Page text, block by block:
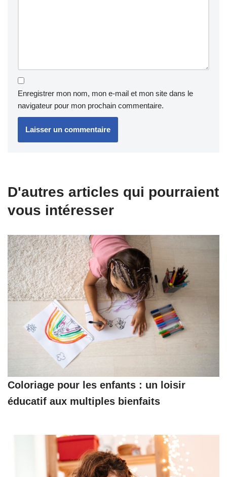
Enregistrer mon nom, mon e-mail et mon site dans le
navigateur pour mon prochain commentaire.
D'autres articles qui pourraient
vous intéresser
Coloriage pour les enfants : un loisir
éducatif aux multiples bienfaits